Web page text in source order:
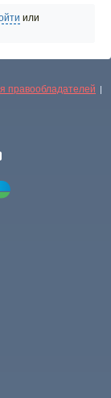
или
правообладателей |